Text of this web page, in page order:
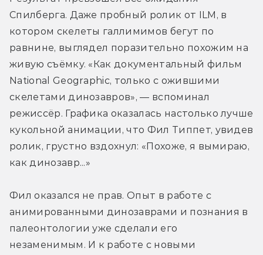
Спилберга. Даже пробный ролик от ILM, в
котором скелеты галлимимов бегут по
равнине, выглядел поразительно похожим на
живую съёмку. «Как документальный фильм
National Geographic, только с ожившими
скелетами динозавров», — вспоминал
режиссёр. Графика оказалась настолько лучше
кукольной анимации, что Фил Типпет, увидев
ролик, грустно вздохнул: «Похоже, я вымираю,
как динозавр...»
Фил оказался не прав. Опыт в работе с
анимированными динозаврами и познания в
палеонтологии уже сделали его
незаменимым. И к работе с новыми